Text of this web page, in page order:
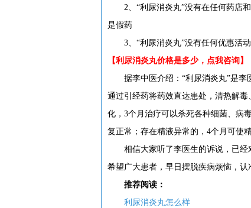
2、“利尿消炎丸”没有在任何药店和
是假药
3、“利尿消炎丸”没有任何优惠活动
【利尿消炎丸价格是多少，点我咨询】
据李中医介绍：“利尿消炎丸”是李
通过引经药将药效直达患处，清热解
化，3个月治疗可以杀死各种细菌、病
复正常；存在精液异常的，4个月可使
相信大家听了李医生的诉说，已经
希望广大患者，早日摆脱疾病烦恼，认
推荐阅读：
利尿消炎丸怎么样